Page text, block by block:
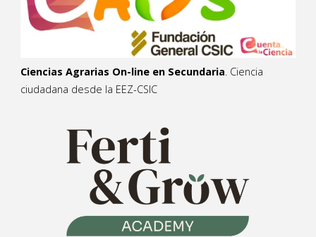
Ciencias Agrarias On-line en Secundaria . Ciencia
ciudadana desde la EEZ-CSIC